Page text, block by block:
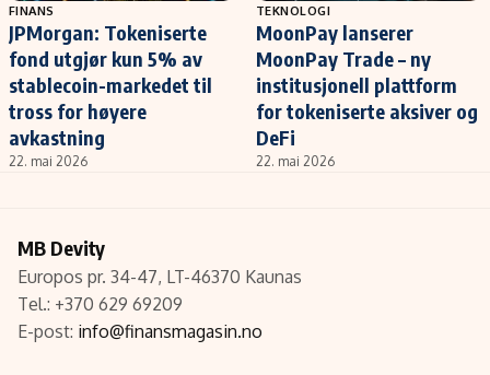
FINANS
JPMorgan: Tokeniserte
fond utgjør kun 5% av
stablecoin-markedet til
tross for høyere
avkastning
22. mai 2026
TEKNOLOGI
MoonPay lanserer
MoonPay Trade – ny
institusjonell plattform
for tokeniserte aksiver og
DeFi
22. mai 2026
MB Devity
Europos pr. 34-47, LT-46370 Kaunas
Tel.: +370 629 69209
E-post: info@finansmagasin.no